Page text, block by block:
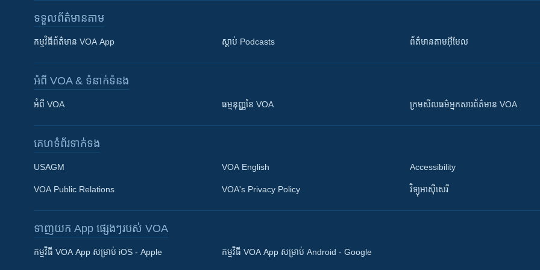
Khmer English
ទទួល​ព័ត៌មាន​តាម
កម្មវិធី​ព័ត៌មាន VOA App ស្តាប់ Podcasts ព័ត៌មាន​តាម​អ៊ីមែល
អំពី​ VOA & ទំនាក់ទំនង
អំពី​ VOA ធម្មនុញ្ញ​នៃ VOA ក្រម​​​សីលធម៌​​​អ្នក​​​សារព័ត៌មាន VOA
គេហទំព័រ​​ទាក់ទង
USAGM
VOA Public Relations
VOA English
VOA's Privacy Policy
Accessibility
វិទ្យុ​អាស៊ី​សេរី
ទាញយក​ App ផ្សេងៗ​របស់​ VOA
កម្មវិធី​ VOA App សម្រាប់ iOS - Apple កម្មវិធី​ VOA App សម្រាប់ Android - Google